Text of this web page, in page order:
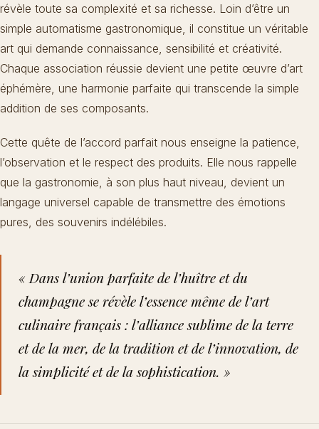
révèle toute sa complexité et sa richesse. Loin d’être un
simple automatisme gastronomique, il constitue un véritable
art qui demande connaissance, sensibilité et créativité.
Chaque association réussie devient une petite œuvre d’art
éphémère, une harmonie parfaite qui transcende la simple
addition de ses composants.
Cette quête de l’accord parfait nous enseigne la patience,
l’observation et le respect des produits. Elle nous rappelle
que la gastronomie, à son plus haut niveau, devient un
langage universel capable de transmettre des émotions
pures, des souvenirs indélébiles.
« Dans l’union parfaite de l’huître et du
champagne se révèle l’essence même de l’art
culinaire français : l’alliance sublime de la terre
et de la mer, de la tradition et de l’innovation, de
la simplicité et de la sophistication. »